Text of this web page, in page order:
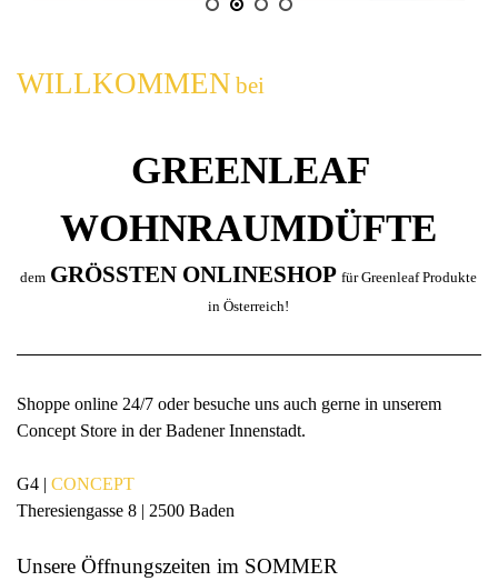
WILLKOMMEN bei
GREENLEAF
WOHNRAUMDÜFTE
dem GRÖSSTEN ONLINESHOP für Greenleaf Produkte
in Österreich!
Shoppe online 24/7 oder besuche uns auch gerne in unserem
Concept Store in der Badener Innenstadt.
G4 | CONCEPT
Theresiengasse 8 | 2500 Baden
Unsere Öffnungszeiten im SOMMER